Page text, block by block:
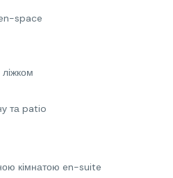
space
та patio
кімнатою en-suite